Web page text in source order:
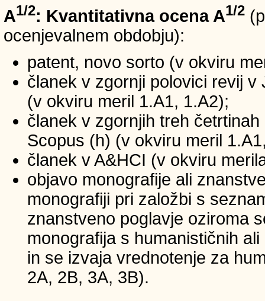
A1/2: Kvantitativna ocena A1/2
ocenjevalnem obdobju):
patent, novo sorto (v okviru
članek v zgornji polovici revij
(v okviru meril 1.A1, 1.A2);
članek v zgornjih treh
Scopus (h) (v okviru meril
članek v A&HCI (v okviru
objavo monografije ali
monografiji pri založbi s
znanstveno poglavje oziroma
monografija s humanističnih
in se izvaja vrednotenje za
2A, 2B, 3A, 3B).